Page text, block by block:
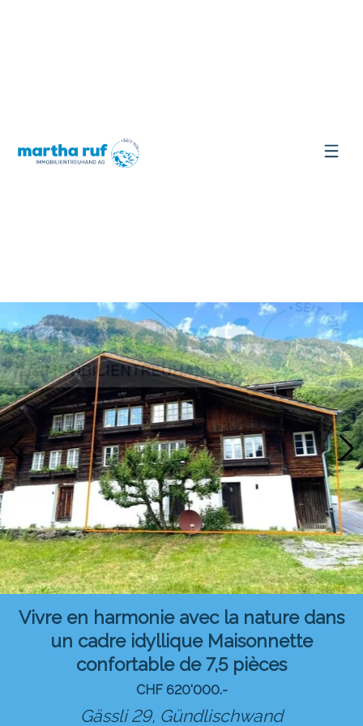
Vivre en harmonie avec la nature dans
un cadre idyllique Maisonnette
confortable de 7,5 pièces
CHF 620'000.-
Gässli 29, Gündlischwand